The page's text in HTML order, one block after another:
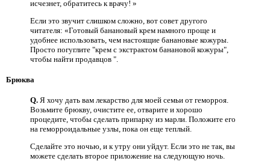
исчезнет, ​​обратитесь к врачу! »
Если это звучит слишком сложно, вот совет другого
читателя: «Готовый банановый крем намного проще и
удобнее использовать, чем настоящие банановые кожуры.
Просто погуглите "крем с экстрактом банановой кожуры",
чтобы найти продавцов ".
Брюква
Q. Я хочу дать вам лекарство для моей семьи от геморроя.
Возьмите брюкву, очистите ее, отварите и хорошо
процедите, чтобы сделать припарку из марли. Положите его
на геморроидальные узлы, пока он еще теплый.
Сделайте это ночью, и к утру они уйдут. Если это не так, вы
можете сделать второе приложение на следующую ночь.